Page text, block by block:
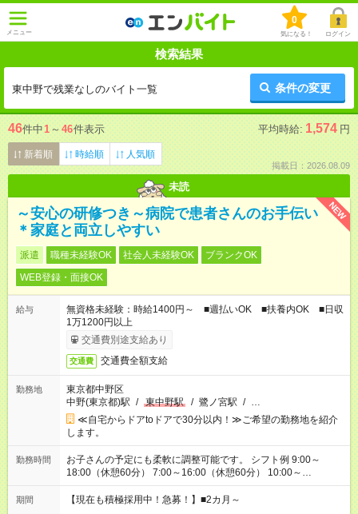
メニュー
0
気になる！ ログイン
検索結果
東中野で残業なしのバイト一覧 条件の変更
46件中1 ～ 46件表示 平均時給: 1,574 円
新着順 時給順 人気順
掲載日：2026.08.09
未読
NEW
～安心の研修つき～病院で患者さんのお手伝い
＊家庭と両立しやすい
派遣 職種未経験OK 社会人未経験OK
ブランクOK
WEB登録・面接OK
給与
無資格未経験：時給1400円～ ■週払いOK ■扶養内OK ■日収
1万1200円以上
交通費別途支給あり
交通費 交通費全額支給
勤務地
東京都中野区
中野(東京都)駅 / 東中野駅 / 鷺ノ宮駅 / …
≪自宅からドアtoドアで30分以内！≫ご希望の勤務地を紹介
します。
勤務時間
お子さんの予定にも柔軟に調整可能です。 シフト例 9:00～
18:00（休憩60分） 7:00～16:00（休憩60分） 10:00～
19:00（休憩60分） ※Wワーク希望の方へ 今ご覧のお仕事で希
望する勤務時間と、もう1つのお仕事の勤務時間の合計が 週40
期間 【現在も積極採用中！急募！】■2カ月～